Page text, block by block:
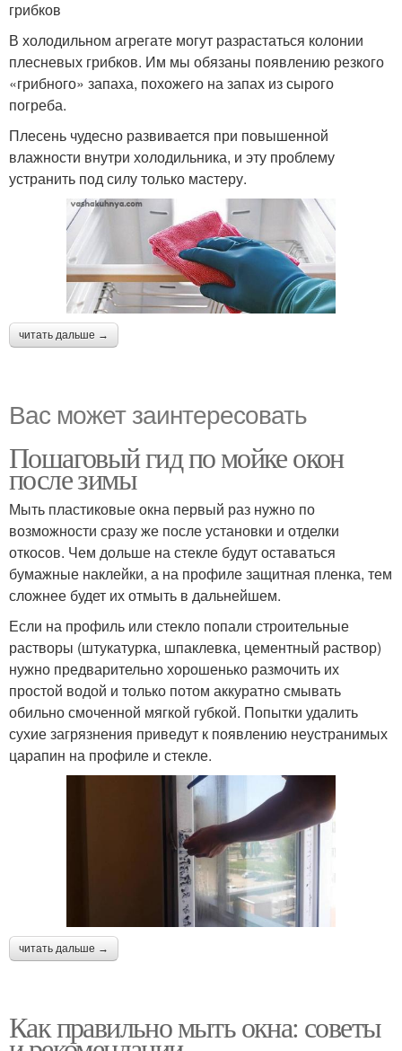
грибков
В холодильном агрегате могут разрастаться колонии
плесневых грибков. Им мы обязаны появлению резкого
«грибного» запаха, похожего на запах из сырого
погреба.
Плесень чудесно развивается при повышенной
влажности внутри холодильника, и эту проблему
устранить под силу только мастеру.
читать дальше →
Вас может заинтересовать
Пошаговый гид по мойке окон
после зимы
Мыть пластиковые окна первый раз нужно по
возможности сразу же после установки и отделки
откосов. Чем дольше на стекле будут оставаться
бумажные наклейки, а на профиле защитная пленка, тем
сложнее будет их отмыть в дальнейшем.
Если на профиль или стекло попали строительные
растворы (штукатурка, шпаклевка, цементный раствор)
нужно предварительно хорошенько размочить их
простой водой и только потом аккуратно смывать
обильно смоченной мягкой губкой. Попытки удалить
сухие загрязнения приведут к появлению неустранимых
царапин на профиле и стекле.
читать дальше →
Как правильно мыть окна: советы